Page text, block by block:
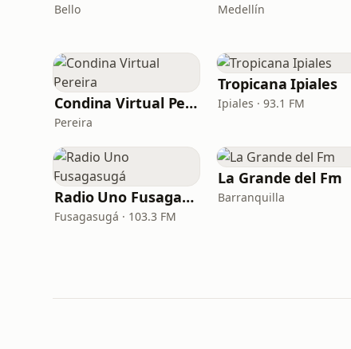
Bello Medellín
Condina Virtual Pereira
Pereira
Tropicana Ipiales
Ipiales · 93.1 FM
Radio Uno Fusagasugá
Fusagasugá · 103.3 FM
La Grande del Fm
Barranquilla